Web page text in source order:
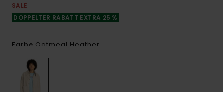
SALE
DOPPELTER RABATT EXTRA 25 %
Farbe Oatmeal Heather